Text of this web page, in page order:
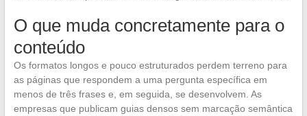
O que muda concretamente para o
conteúdo
Os formatos longos e pouco estruturados perdem terreno para
as páginas que respondem a uma pergunta específica em
menos de três frases e, em seguida, se desenvolvem. As
empresas que publicam guias densos sem marcação semântica